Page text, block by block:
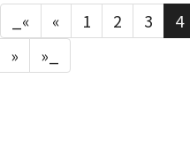
_« « 1 2 3 4
»
»_